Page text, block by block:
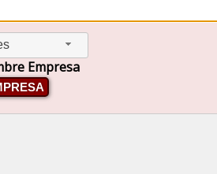
Empresa